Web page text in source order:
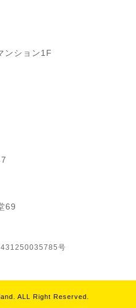
ンション1F
69
431250035785号
ALL Right Reserved.